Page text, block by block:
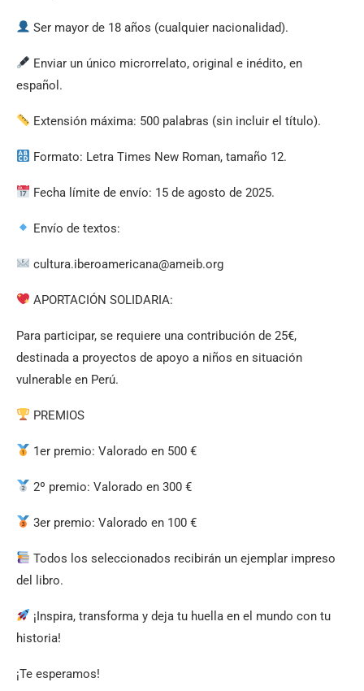
Ser mayor de 18 años (cualquier nacionalidad).
Enviar un único microrrelato, original e inédito, en
español.
Extensión máxima: 500 palabras (sin incluir el título).
Formato: Letra Times New Roman, tamaño 12.
Fecha límite de envío: 15 de agosto de 2025.
Envío de textos:
cultura.iberoamericana@ameib.org
APORTACIÓN SOLIDARIA:
Para participar, se requiere una contribución de 25€,
destinada a proyectos de apoyo a niños en situación
vulnerable en Perú.
PREMIOS
1er premio: Valorado en 500 €
2º premio: Valorado en 300 €
3er premio: Valorado en 100 €
Todos los seleccionados recibirán un ejemplar impreso
del libro.
¡Inspira, transforma y deja tu huella en el mundo con tu
historia!
¡Te esperamos!